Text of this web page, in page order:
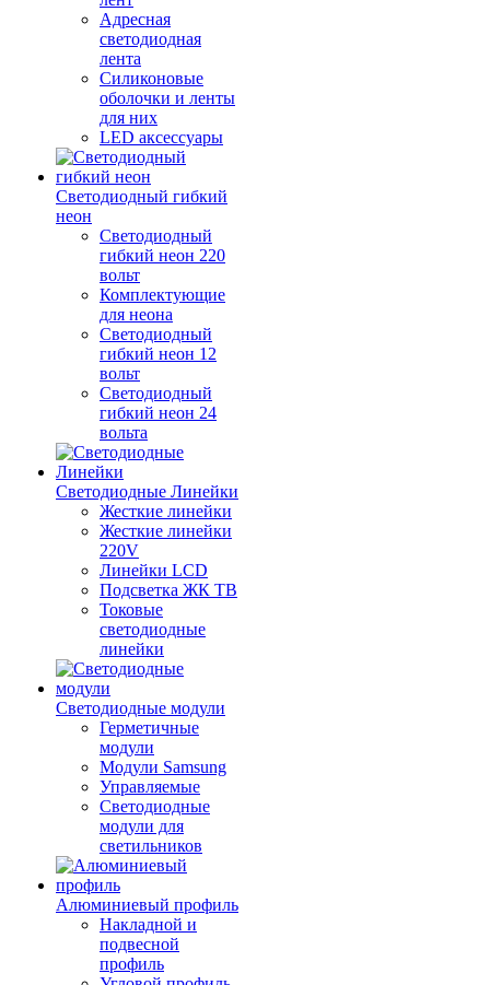
Адресная
светодиодная
лента
Силиконовые
оболочки и ленты
для них
LED аксессуары
Светодиодный гибкий
неон
Светодиодный
гибкий неон 220
вольт
Комплектующие
для неона
Светодиодный
гибкий неон 12
вольт
Светодиодный
гибкий неон 24
вольта
Светодиодные Линейки
Жесткие линейки
Жесткие линейки
220V
Линейки LCD
Подсветка ЖК ТВ
Токовые
светодиодные
линейки
Светодиодные модули
Герметичные
модули
Модули Samsung
Управляемые
Светодиодные
модули для
светильников
Алюминиевый профиль
Накладной и
подвесной
профиль